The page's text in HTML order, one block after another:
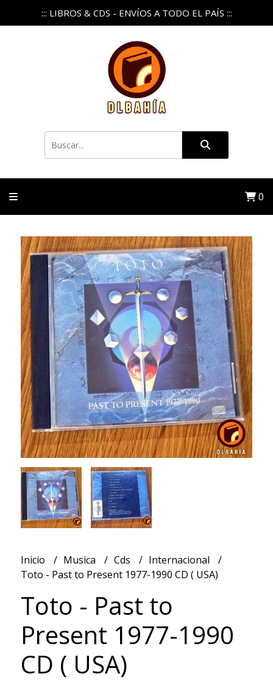
::: LIBROS & CDS - ENVÍOS A TODO EL PAÍS :::
0
Inicio Musica Cds
Internacional
Toto - Past to Present 1977-1990 CD ( USA)
Toto - Past to
Present 1977-1990
CD ( USA)